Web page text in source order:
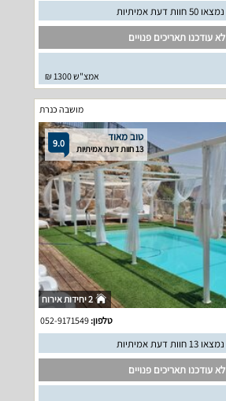
נמצאו 50 חוות דעת אמיתיות
לא עודכנו תאריכים פנויים
אמצ"ש 1300 ₪
מושבה כנרת
9.0 טוב מאוד
13 חוות דעת אמיתיות
2 יחידות אירוח
טלפון:052-9171549
נמצאו 13 חוות דעת אמיתיות
לא עודכנו תאריכים פנויים